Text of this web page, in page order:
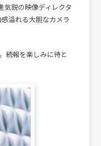
気鋭の映像ディレクタ
溢れる大胆なカメラ
続報を楽しみに待と